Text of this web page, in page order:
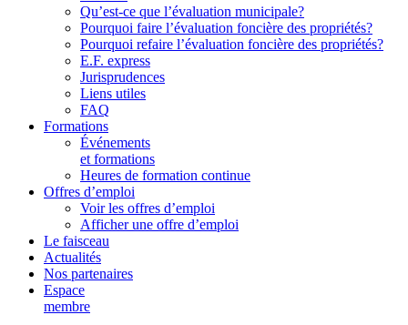
Qu’est-ce que l’évaluation municipale?
Pourquoi faire l’évaluation foncière des propriétés?
Pourquoi refaire l’évaluation foncière des propriétés?
E.F. express
Jurisprudences
Liens utiles
FAQ
Formations
Événements
et formations
Heures de formation continue
Offres d’emploi
Voir les offres d’emploi
Afficher une offre d’emploi
Le faisceau
Actualités
Nos partenaires
Espace
membre